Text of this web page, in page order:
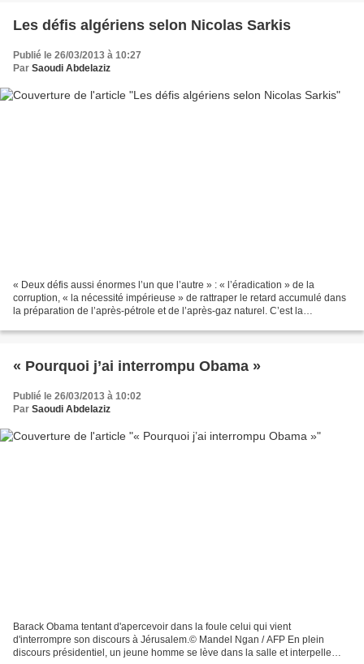
Les défis algériens selon Nicolas Sarkis
Publié le 26/03/2013 à 10:27
Par Saoudi Abdelaziz
« Deux défis aussi énormes l’un que l’autre » : « l’éradication » de la
corruption, « la nécessité impérieuse » de rattraper le retard accumulé dans
la préparation de l’après-pétrole et de l’après-gaz naturel. C’est la
« Pourquoi j’ai interrompu Obama »
Publié le 26/03/2013 à 10:02
Par Saoudi Abdelaziz
Barack Obama tentant d'apercevoir dans la foule celui qui vient
d'interrompre son discours à Jérusalem.© Mandel Ngan / AFP En plein
discours présidentiel, un jeune homme se lève dans la salle et interpelle